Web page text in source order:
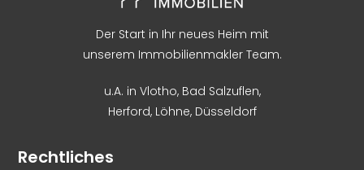
Der Start in Ihr neues Heim mit
unserem Immobilienmakler Team.
u.A. in Vlotho, Bad Salzuflen,
Herford, Löhne, Düsseldorf
Rechtliches